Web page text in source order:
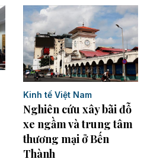
Kinh tế Việt Nam
Nghiên cứu xây bãi đỗ
xe ngầm và trung tâm
thương mại ở Bến
Thành